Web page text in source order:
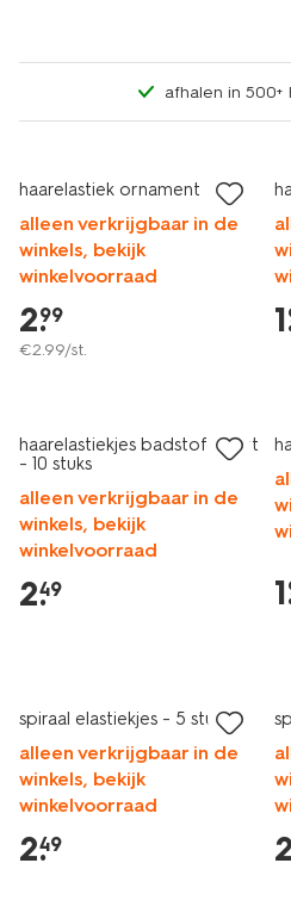
afhalen in 500+
haarelastiek ornament
alleen verkrijgbaar in de
winkels, bekijk
winkelvoorraad
2.
99
€2.99/st.
1
haarelastiekjes badstof zwart
- 10 stuks
alleen verkrijgbaar in de
winkels, bekijk
winkelvoorraad
2.
49 1
spiraal elastiekjes - 5 stuks
alleen verkrijgbaar in de
winkels, bekijk
winkelvoorraad
2.
49 2